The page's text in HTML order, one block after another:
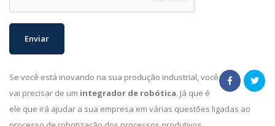
Se você está inovando na sua produção industrial, você
vai precisar de um integrador de robótica. Já que é
ele que irá ajudar a sua empresa em várias questões ligadas ao